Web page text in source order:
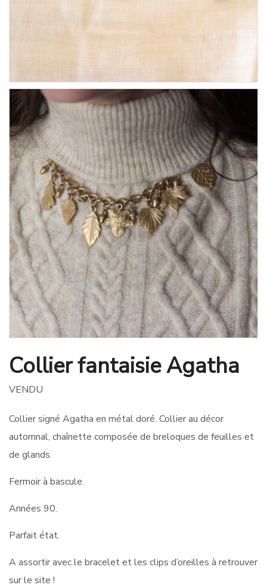
Collier fantaisie Agatha
VENDU
Collier signé Agatha en métal doré. Collier au décor
automnal, chaînette composée de breloques de feuilles et
de glands.
Fermoir à bascule.
Années 90.
Parfait état.
A assortir avec le bracelet et les clips d’oreilles à retrouver
sur le site !